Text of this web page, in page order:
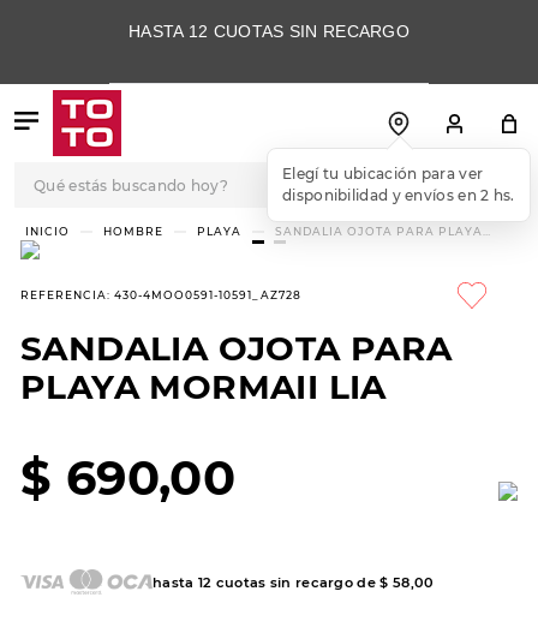
HASTA 12 CUOTAS SIN RECARGO
Elegí tu ubicación para ver
disponibilidad y envíos en 2 hs.
HOMBRE PLAYA
SANDALIA OJOTA PARA PLAYA
MORMAII LIA
REFERENCIA: 430-4MOO0591-10591_AZ728
SANDALIA OJOTA PARA
PLAYA MORMAII LIA
$ 690,00
hasta 12 cuotas sin recargo de$ 58 00
TÉRMINOS MÁS
BUSCADOS
1.
3
skechers slip-ins
8.
hitec